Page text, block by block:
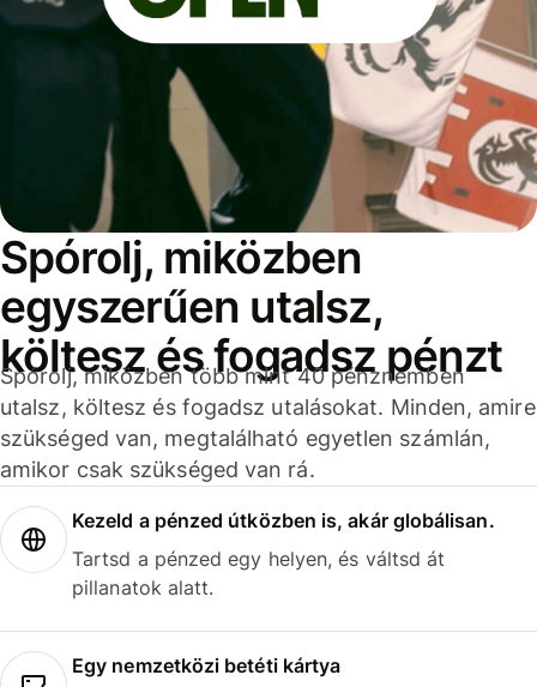
Spórolj, miközben
egyszerűen utalsz,
költesz és fogadsz pénzt
Spórolj, miközben több mint 40 pénznemben
utalsz, költesz és fogadsz utalásokat. Minden, amire
szükséged van, megtalálható egyetlen számlán,
amikor csak szükséged van rá.
Kezeld a pénzed útközben is, akár globálisan.
Tartsd a pénzed egy helyen, és váltsd át
pillanatok alatt.
Egy nemzetközi betéti kártya